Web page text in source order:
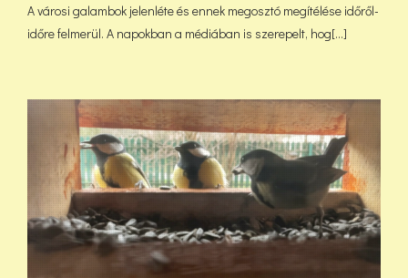
A városi galambok jelenléte és ennek megosztó megítélése időről-
időre felmerül. A napokban a médiában is szerepelt, hog[...]